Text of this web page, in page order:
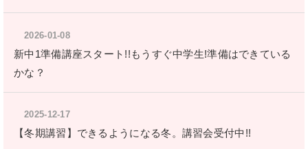
2026-01-08
新中1準備講座スタート!!もうすぐ中学生!準備はできている
かな？
2025-12-17
【冬期講習】できるようになる冬。講習会受付中!!